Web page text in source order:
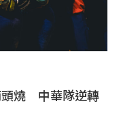
頭燒 中華隊逆轉